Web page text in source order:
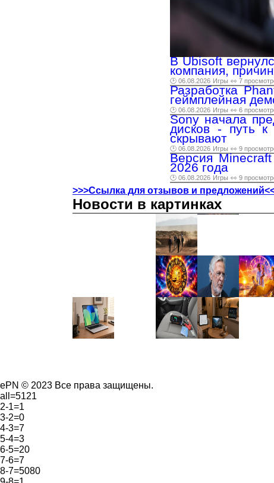
В Ubisoft
компания,
🕑 06.08.2026 Игры 👀 7
Разработка
геймплейная
🕑 06.08.2026 Игры 👀 6
Sony начала
дисков - путь
скрывают
🕑 06.08.2026 Игры 👀 9
Версия
2026 года
🕑 06.08.2026 Игры 👀 9
>>>Ссылка для отзывов и
Новости в картинках
ePN © 2023 Все права защищены.
all=5121
2-1=1
3-2=0
4-3=7
5-4=3
6-5=20
7-6=7
8-7=5080